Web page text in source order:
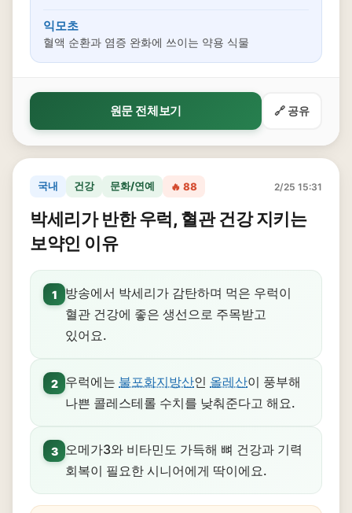
익모초
혈액 순환과 염증 완화에 쓰이는 약용 식물
원문 전체보기 🔗 공유
국내 건강 문화/연예 🔥 88 2/25 15:31
박세리가 반한 우럭, 혈관 건강 지키는
보약인 이유
1
방송에서 박세리가 감탄하며 먹은 우럭이
혈관 건강에 좋은 생선으로 주목받고
있어요.
2 우럭에는 불포화지방산인 올레산이 풍부해
나쁜 콜레스테롤 수치를 낮춰준다고 해요.
3
오메가3와 비타민도 가득해 뼈 건강과 기력
회복이 필요한 시니어에게 딱이에요.